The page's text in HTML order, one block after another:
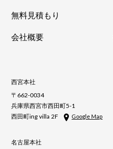
無料見積もり
会社概要
西宮本社
〒662-0034
兵庫県西宮市西田町5-1
西田町ing villa 2F
Google Map
名古屋本社